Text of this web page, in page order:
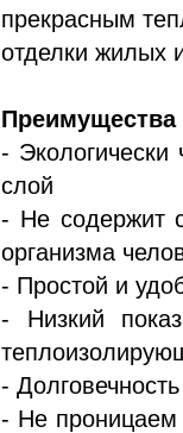
прекрасным
отделки жилых
-
слой
- Не содержит
организма
- Простой и
- Низкий
-
- Не проницаем